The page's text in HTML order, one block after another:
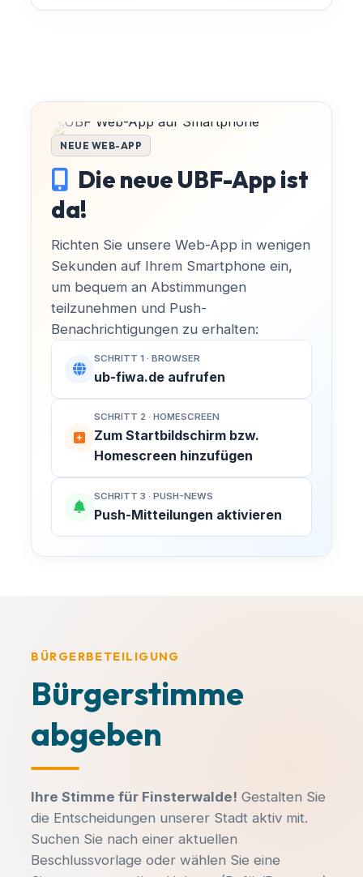
NEUE WEB-APP
Die neue UBF-App ist
da!
Richten Sie unsere Web-App in wenigen
Sekunden auf Ihrem Smartphone ein,
um bequem an Abstimmungen
teilzunehmen und Push-
Benachrichtigungen zu erhalten:
SCHRITT 1 · BROWSER
ub-fiwa.de aufrufen
SCHRITT 2 · HOMESCREEN
Zum Startbildschirm bzw.
Homescreen hinzufügen
SCHRITT 3 · PUSH-NEWS
Push-Mitteilungen aktivieren
BÜRGERBETEILIGUNG
Bürgerstimme
abgeben
Ihre Stimme für Finsterwalde! Gestalten Sie
die Entscheidungen unserer Stadt aktiv mit.
Suchen Sie nach einer aktuellen
Beschlussvorlage oder wählen Sie eine
MACH MIT!
Finsterwalde aktiv
mitgestalten!